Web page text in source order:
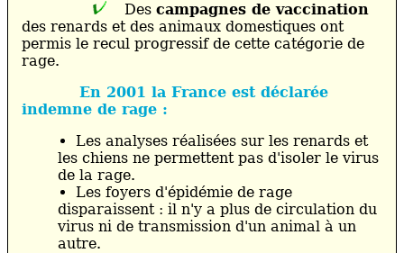
Des campagnes de vaccination
des renards et des animaux domestiques ont
permis le recul progressif de cette catégorie de
rage.
En 2001 la France est déclarée
indemne de rage :
Les analyses réalisées sur les renards et
les chiens ne permettent pas d'isoler le virus
de la rage.
Les foyers d'épidémie de rage
disparaissent : il n'y a plus de circulation du
virus ni de transmission d'un animal à un
autre.